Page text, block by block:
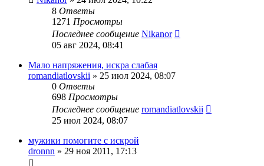
8 Ответы
1271 Просмотры
Последнее сообщение Nikanor
05 авг 2024, 08:41
Мало напряжения, искра слабая
romandiatlovskii » 25 июл 2024, 08:07
0 Ответы
698 Просмотры
Последнее сообщение romandiatlovskii
25 июл 2024, 08:07
мужики помогите с искрой
dronnn » 29 ноя 2011, 17:13